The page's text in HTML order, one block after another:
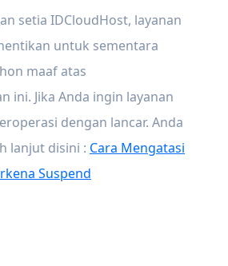
setia IDCloudHost, layanan
untuk sementara
maaf atas
ini. Jika Anda ingin layanan
dengan lancar. Anda
lanjut disini : Cara Mengatasi
Suspend